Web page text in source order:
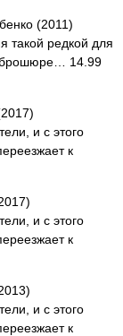
(2011)
такой редкой для
брошюре… 14.99
и с этого
к
и с этого
к
и с этого
к